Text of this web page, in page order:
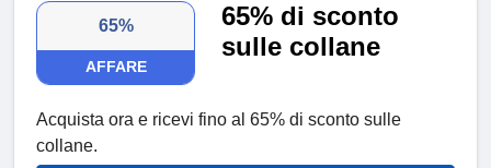
65%
AFFARE
65% di sconto
sulle collane
Acquista ora e ricevi fino al 65% di sconto sulle
collane.